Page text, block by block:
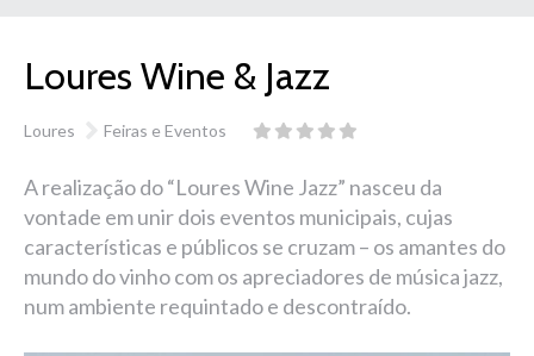
Loures Wine & Jazz
Loures Feiras e Eventos
A realização do “Loures Wine Jazz” nasceu da
vontade em unir dois eventos municipais, cujas
características e públicos se cruzam – os amantes do
mundo do vinho com os apreciadores de música jazz,
num ambiente requintado e descontraído.